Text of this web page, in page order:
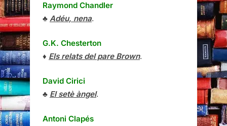
Raymond Chandler
♣ Adéu, nena.
G.K. Chesterton
♦ Els relats del pare Brown.
David Cirici
♣ El setè àngel.
Antoni Clapés